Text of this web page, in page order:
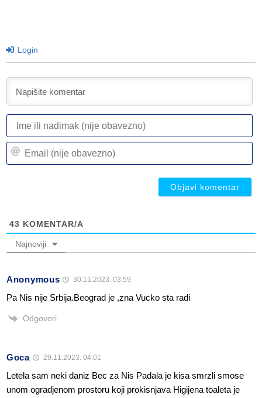
Login
43 KOMENTAR/A
Najnoviji
Anonymous 30.11.2023. 03:59
Pa Nis nije Srbija.Beograd je ,zna Vucko sta radi
Odgovori
Goca 29.11.2023. 04:01
Letela sam neki daniz Bec za Nis Padala je kisa smrzli smose
unom ogradjenom prostoru koji prokisnjava Higijena toaleta je